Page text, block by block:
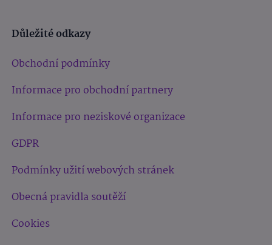
Důležité odkazy
Obchodní podmínky
Informace pro obchodní partnery
Informace pro neziskové organizace
GDPR
Podmínky užití webových stránek
Obecná pravidla soutěží
Cookies